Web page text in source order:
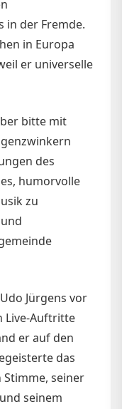
in der Fremde.
in Europa
er universelle
bitte mit
des
humorvolle
zu
Jürgens vor
Live-Auftritte
er auf den
das
seiner
seinem